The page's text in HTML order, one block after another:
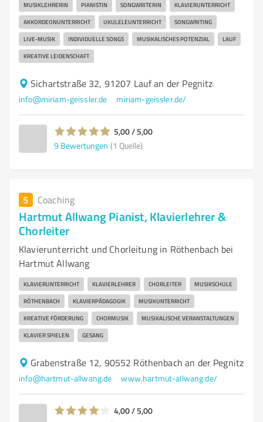
MUSIKLEHRERIN PIANISTIN SONGWRITERIN KLAVIERUNTERRICHT
AKKORDEONUNTERRICHT UKULELEUNTERRICHT SONGWRITING
LIVE-MUSIK INDIVIDUELLE SONGS MUSIKALISCHES POTENZIAL LAUF
KREATIVE LEIDENSCHAFT
Sichartstraße 32, 91207 Lauf an der Pegnitz
info@miriam-geissler.de miriam-geissler.de/
5,00 / 5,00
9 Bewertungen (1 Quelle)
5 Coaching
Hartmut Allwang Pianist, Klavierlehrer &
Chorleiter
Klavierunterricht und Chorleitung in Röthenbach bei
Hartmut Allwang
KLAVIERUNTERRICHT KLAVIERLEHRER CHORLEITER MUSIKSCHULE
RÖTHENBACH KLAVIERPÄDAGOGIK MUSIKUNTERRICHT
KREATIVE FÖRDERUNG CHORMUSIK MUSIKALISCHE VERANSTALTUNGEN
KLAVIER SPIELEN GESANG
Grabenstraße 12, 90552 Röthenbach an der Pegnitz
info@hartmut-allwang.de www.hartmut-allwang.de/
4,00 / 5,00